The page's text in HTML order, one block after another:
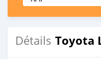
Détails Toyota